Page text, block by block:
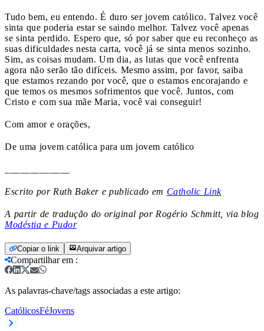
Tudo bem, eu entendo. É duro ser jovem católico. Talvez você
sinta que poderia estar se saindo melhor. Talvez você apenas
se sinta perdido. Espero que, só por saber que eu reconheço as
suas dificuldades nesta carta, você já se sinta menos sozinho.
Sim, as coisas mudam. Um dia, as lutas que você enfrenta
agora não serão tão difíceis. Mesmo assim, por favor, saiba
que estamos rezando por você, que o estamos encorajando e
que temos os mesmos sofrimentos que você. Juntos, com
Cristo e com sua mãe Maria, você vai conseguir!
Com amor e orações,
De uma jovem católica para um jovem católico
Escrito por Ruth Baker e publicado em Catholic Link
A partir de tradução do original por Rogério Schmitt, via blog
Modéstia e Pudor
Copiar o link Arquivar artigo
Compartilhar em :
As palavras-chave/tags associadas a este artigo:
CatólicosFéJovens